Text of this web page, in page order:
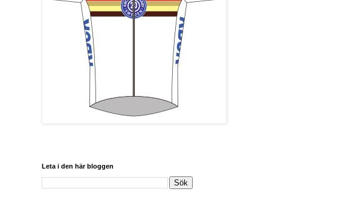
Leta i den här bloggen